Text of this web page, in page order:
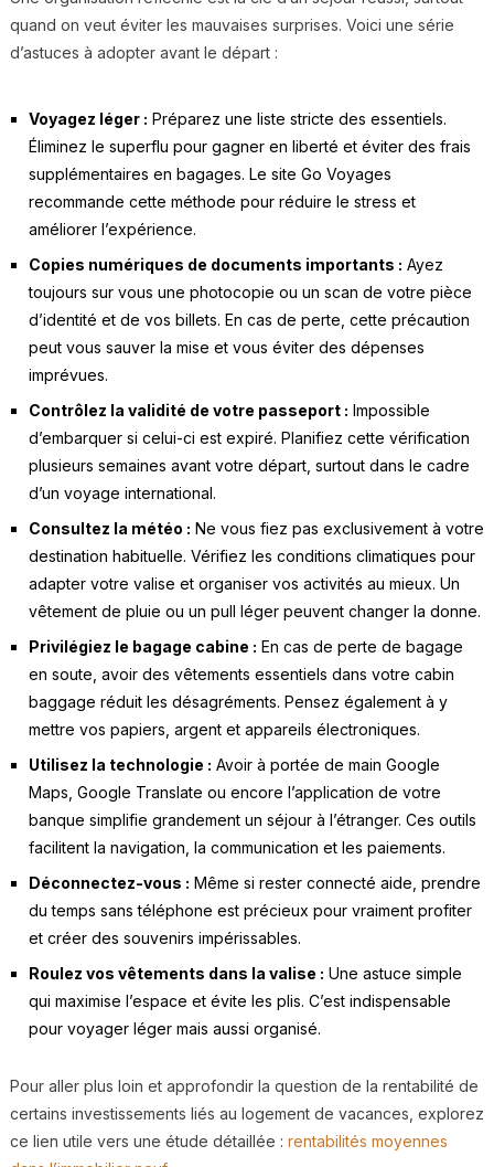
ono
mie
éner
géti
effic
acité
quand on veut éviter les mauvaises surprises. Voici une série
d’astuces à adopter avant le départ :
Voyagez léger : Préparez une liste stricte des essentiels.
Éliminez le superflu pour gagner en liberté et éviter des frais
supplémentaires en bagages. Le site Go Voyages
recommande cette méthode pour réduire le stress et
améliorer l’expérience.
Copies numériques de documents importants : Ayez
toujours sur vous une photocopie ou un scan de votre pièce
d’identité et de vos billets. En cas de perte, cette précaution
peut vous sauver la mise et vous éviter des dépenses
imprévues.
Contrôlez la validité de votre passeport : Impossible
d’embarquer si celui-ci est expiré. Planifiez cette vérification
plusieurs semaines avant votre départ, surtout dans le cadre
d’un voyage international.
Consultez la météo : Ne vous fiez pas exclusivement à votre
destination habituelle. Vérifiez les conditions climatiques pour
adapter votre valise et organiser vos activités au mieux. Un
vêtement de pluie ou un pull léger peuvent changer la donne.
Privilégiez le bagage cabine : En cas de perte de bagage
en soute, avoir des vêtements essentiels dans votre cabin
baggage réduit les désagréments. Pensez également à y
mettre vos papiers, argent et appareils électroniques.
Utilisez la technologie : Avoir à portée de main Google
Maps, Google Translate ou encore l’application de votre
banque simplifie grandement un séjour à l’étranger. Ces outils
facilitent la navigation, la communication et les paiements.
Déconnectez-vous : Même si rester connecté aide, prendre
du temps sans téléphone est précieux pour vraiment profiter
et créer des souvenirs impérissables.
Roulez vos vêtements dans la valise : Une astuce simple
qui maximise l’espace et évite les plis. C’est indispensable
pour voyager léger mais aussi organisé.
Pour aller plus loin et approfondir la question de la rentabilité de
certains investissements liés au logement de vacances, explorez
ce lien utile vers une étude détaillée : rentabilités moyennes